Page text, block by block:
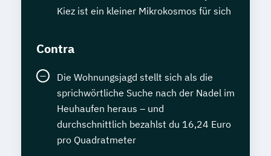
Kiez ist ein kleiner Mikrokosmos für sich
Contra
Die Wohnungsjagd stellt sich als die
sprichwörtliche Suche nach der Nadel im
Heuhaufen heraus – und
durchschnittlich bezahlst du 16,24 Euro
pro Quadratmeter